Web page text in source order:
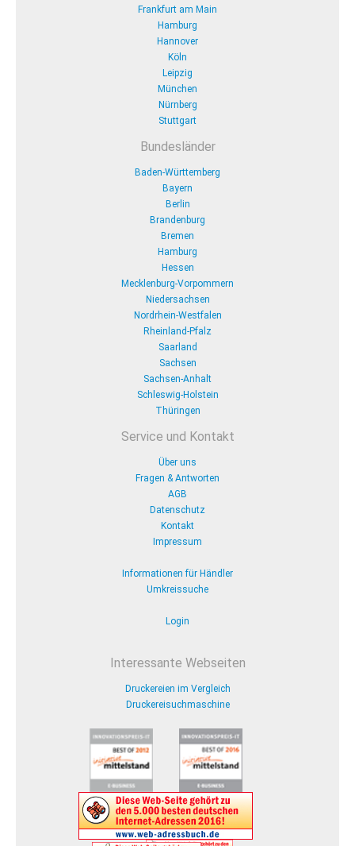
Frankfurt am Main
Hamburg
Hannover
Köln
Leipzig
München
Nürnberg
Stuttgart
Bundesländer
Baden-Württemberg
Bayern
Berlin
Brandenburg
Bremen
Hamburg
Hessen
Mecklenburg-Vorpommern
Niedersachsen
Nordrhein-Westfalen
Rheinland-Pfalz
Saarland
Sachsen
Sachsen-Anhalt
Schleswig-Holstein
Thüringen
Service und Kontakt
Über uns
Fragen & Antworten
AGB
Datenschutz
Kontakt
Impressum
Informationen für Händler
Umkreissuche
Login
Interessante Webseiten
Druckereien im Vergleich
Druckereisuchmaschine